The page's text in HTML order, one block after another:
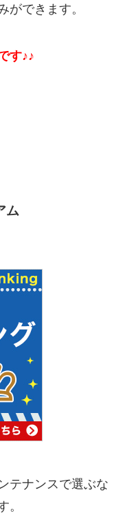
ができます。
す♪♪
ム
テナンスで選ぶな
。